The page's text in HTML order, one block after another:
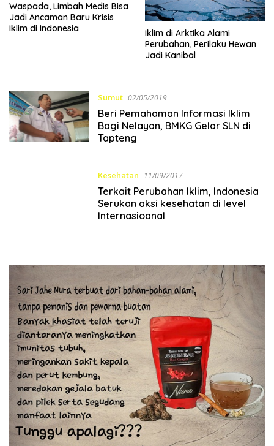
Waspada, Limbah Medis Bisa
Jadi Ancaman Baru Krisis
Iklim di Indonesia
Iklim di Arktika Alami
Perubahan, Perilaku Hewan
Jadi Kanibal
Sumut 02/05/2019
Beri Pemahaman Informasi Iklim
Bagi Nelayan, BMKG Gelar SLN di
Tapteng
Kesehatan 11/09/2017
Terkait Perubahan Iklim, Indonesia
Serukan aksi kesehatan di level
Internasioanal